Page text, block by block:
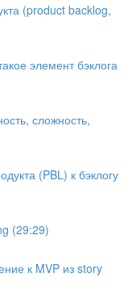
(product backlog,
элемент бэклога
сложность,
(PBL) к бэклогу
(29:29)
к MVP из story